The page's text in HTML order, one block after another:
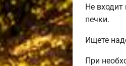
Не входит
печки.
Ищете
При